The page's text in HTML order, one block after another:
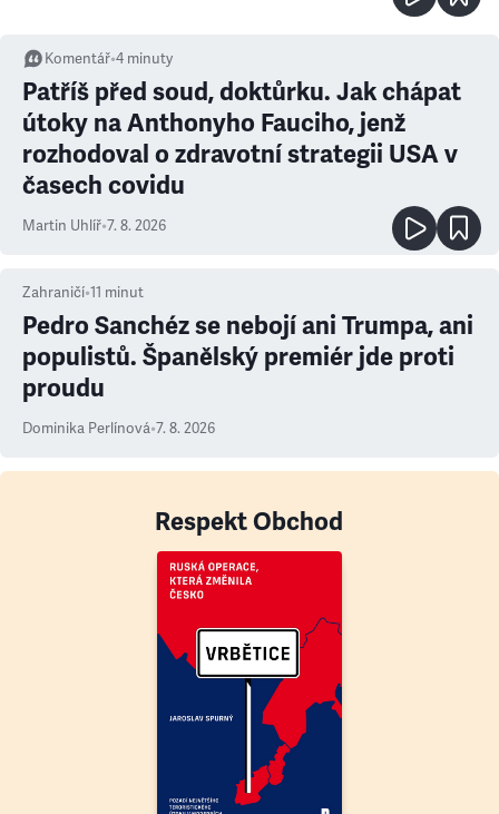
Komentář•4 minuty
Patříš před soud, doktůrku. Jak chápat
útoky na Anthonyho Fauciho, jenž
rozhodoval o zdravotní strategii USA v
časech covidu
Martin Uhlíř•7. 8. 2026
Zahraničí•11 minut
Pedro Sanchéz se nebojí ani Trumpa, ani
populistů. Španělský premiér jde proti
proudu
Dominika Perlínová•7. 8. 2026
Respekt Obchod